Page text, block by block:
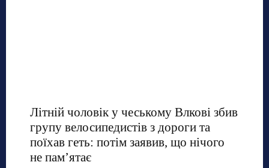
Літній чоловік у чеському Влкові збив
групу велосипедистів з дороги та
поїхав геть: потім заявив, що нічого
не пам’ятає